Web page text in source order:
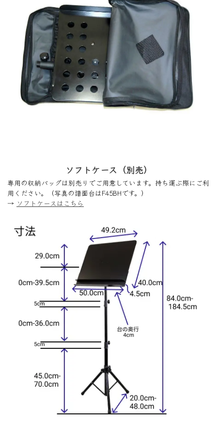
ソフトケース（別売）
専用の収納バッグは別売りでご用意しています。持ち運ぶ際にご利
用ください。（写真の譜面台はF45BHです。）
→ ソフトケースはこちら